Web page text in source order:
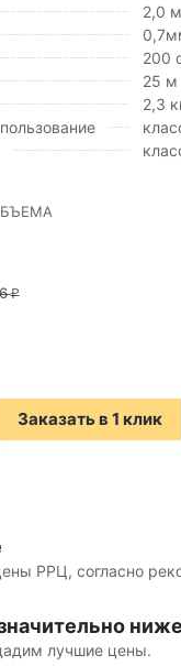
2,0
200
25 м
2,3
₽
Заказать в 1 клик
РРЦ, согласно
ниже
лучшие цены.